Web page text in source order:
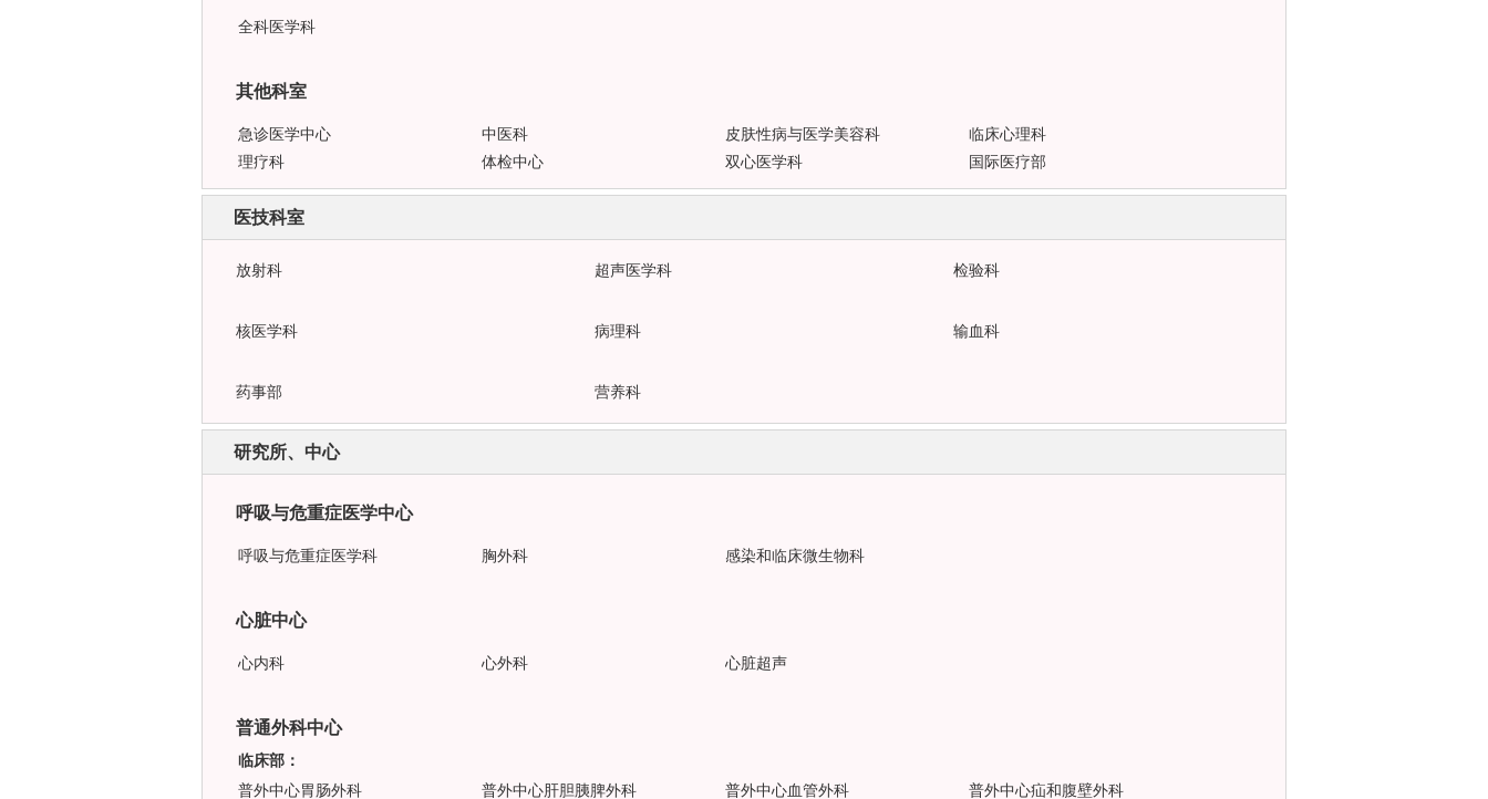
全科医学科
其他科室
急诊医学中心 中医科 皮肤性病与医学美容科
临床心理科
理疗科
体检中心 双心医学科 国际医疗部
医技科室
放射科 超声医学科 检验科
核医学科 病理科 输血科
药事部 营养科
研究所、中心
呼吸与危重症医学中心
呼吸与危重症医学科 胸外科 感染和临床微生物科
心脏中心
心内科 心外科 心脏超声
普通外科中心
临床部：
普外中心胃肠外科 普外中心肝胆胰脾外科 普外中心血管外科
普外中心疝和腹壁外科